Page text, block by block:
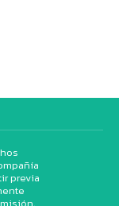
previa